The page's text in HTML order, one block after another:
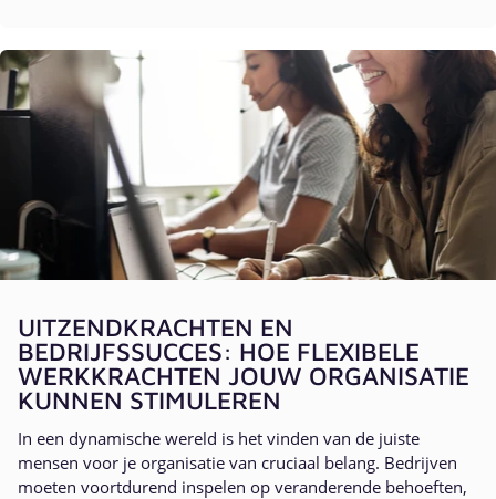
UITZENDKRACHTEN EN
BEDRIJFSSUCCES: HOE FLEXIBELE
WERKKRACHTEN JOUW ORGANISATIE
KUNNEN STIMULEREN
In een dynamische wereld is het vinden van de juiste
mensen voor je organisatie van cruciaal belang. Bedrijven
moeten voortdurend inspelen op veranderende behoeften,